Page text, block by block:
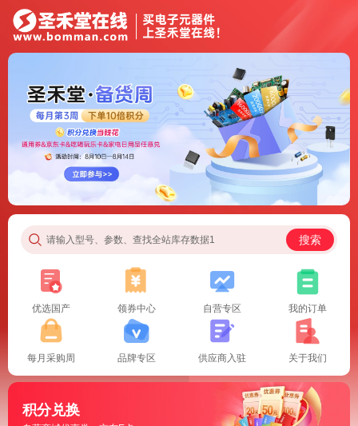
请输入型号、参数、查找全站库存数据1 搜索
优选国产 领券中心 自营专区 我的订单
每月采购周 品牌专区 供应商入驻 关于我们
积分兑换